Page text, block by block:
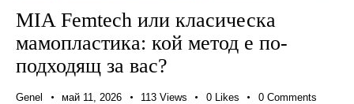
MIA Femtech или класическа
мамопластика: кой метод е по-
подходящ за вас?
Genel май 11, 2026 113 Views 0 Likes 0 Comments